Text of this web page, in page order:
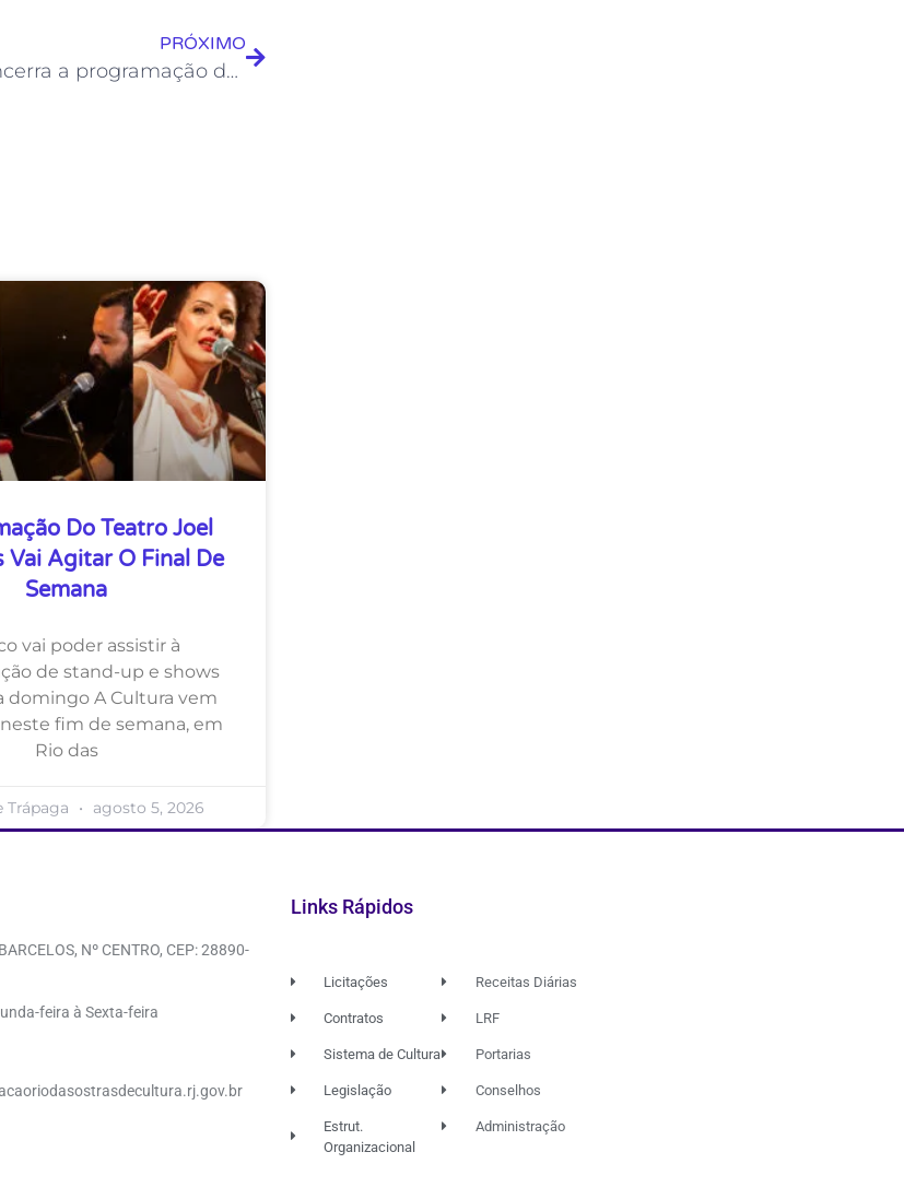
PRÓXIMO
Thais Lisbôa encerra a programação de outubro do Soul da Casa
Do Teatro Joel
Vai Agitar O Final De
Semana
vai poder assistir à
de stand-up e shows
domingo A Cultura vem
fim de semana, em
Rio das
Trápaga agosto 5, 2026
Nº CENTRO, CEP: 28890-
feira à Sexta-feira
Links Rápidos
Licitações
Contratos
Sistema de Cultura
Legislação
Estrut.
Organizacional
Receitas Diárias
LRF
Portarias
Conselhos
Administração